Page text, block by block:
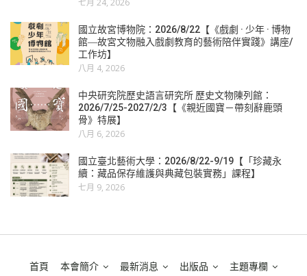
國立故宮博物院：2026/8/22【《戲劇 · 少年 · 博物
館―故宮文物融入戲劇教育的藝術陪伴實踐》講座/
工作坊】
八月 4, 2026
中央研究院歷史語言研究所 歷史文物陳列館：
2026/7/25-2027/2/3【《親近國寶－帶刻辭鹿頭
骨》特展】
八月 6, 2026
國立臺北藝術大學：2026/8/22-9/19【「珍藏永
續：藏品保存維護與典藏包裝實務」課程】
七月 9, 2026
首頁 本會簡介 最新消息 出版品 主題專欄